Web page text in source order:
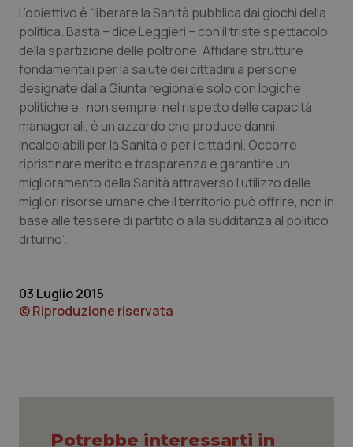
Marche
Molise
Piemonte
Provincia Autonoma di Bolzano
Provincia Autonoma di Trento
Puglia
Sardegna
Donna & Salute
Epatiti
HIV
Infezioni & Febbre
Ipertensione & Scompenso
Malattie rare
Malattia di Crohn & Rettocolite Ulcerosa
L’obiettivo è “liberare la Sanità pubblica dai giochi della
politica. Basta – dice Leggieri – con il triste spettacolo
della spartizione delle poltrone. Affidare strutture
fondamentali per la salute dei cittadini a persone
designate dalla Giunta regionale solo con logiche
politiche e, non sempre, nel rispetto delle capacità
manageriali, è un azzardo che produce danni
incalcolabili per la Sanità e per i cittadini. Occorre
ripristinare merito e trasparenza e garantire un
miglioramento della Sanità attraverso l’utilizzo delle
migliori risorse umane che il territorio può offrire, non in
base alle tessere di partito o alla sudditanza al politico
di turno”.
03 Luglio 2015
© Riproduzione riservata
Potrebbe interessarti in